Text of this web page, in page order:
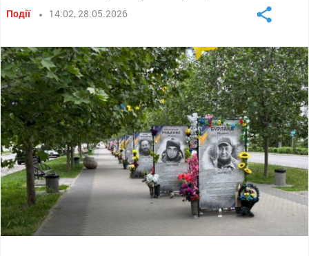
Події 14:02, 28.05.2026